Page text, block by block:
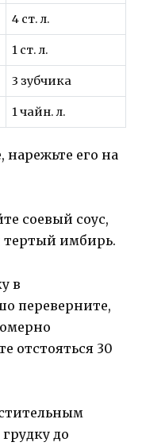
4 ст. л.
1 ст. л.
3 зубчика
1 чайн. л.
нарежьте его на
соевый соус,
тертый имбирь.
в
переверните,
отстояться 30
до